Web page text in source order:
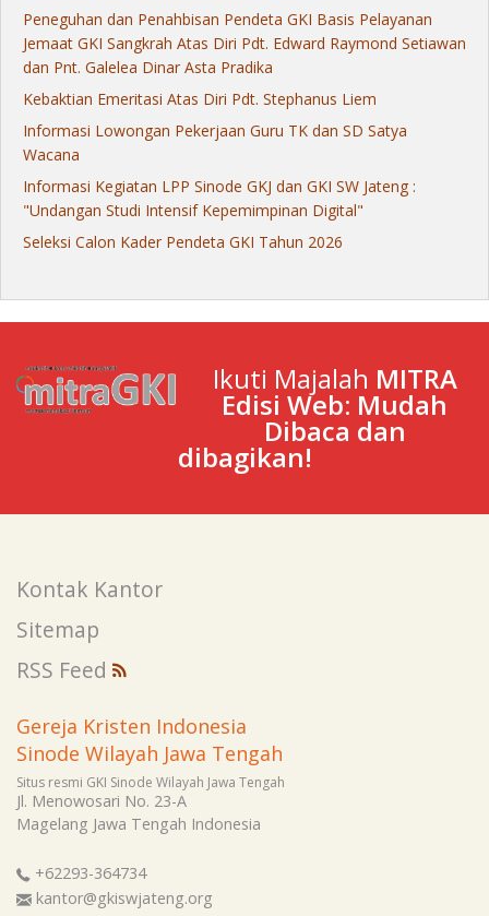
Peneguhan dan Penahbisan Pendeta GKI Basis Pelayanan
Jemaat GKI Sangkrah Atas Diri Pdt. Edward Raymond Setiawan
dan Pnt. Galelea Dinar Asta Pradika
Kebaktian Emeritasi Atas Diri Pdt. Stephanus Liem
Informasi Lowongan Pekerjaan Guru TK dan SD Satya
Wacana
Informasi Kegiatan LPP Sinode GKJ dan GKI SW Jateng :
"Undangan Studi Intensif Kepemimpinan Digital"
Seleksi Calon Kader Pendeta GKI Tahun 2026
Ikuti Majalah MITRA
Edisi Web: Mudah
Dibaca dan
dibagikan!
Kontak Kantor
Sitemap
RSS Feed
Gereja Kristen Indonesia
Sinode Wilayah Jawa Tengah
Situs resmi GKI Sinode Wilayah Jawa Tengah
Jl. Menowosari No. 23-A
Magelang Jawa Tengah Indonesia
+62293-364734
kantor@gkiswjateng.org